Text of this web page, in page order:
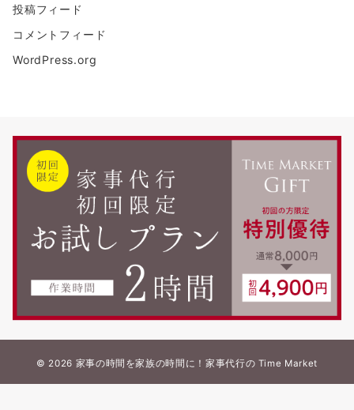
投稿フィード
コメントフィード
WordPress.org
© 2026 家事の時間を家族の時間に！家事代行の Time Market